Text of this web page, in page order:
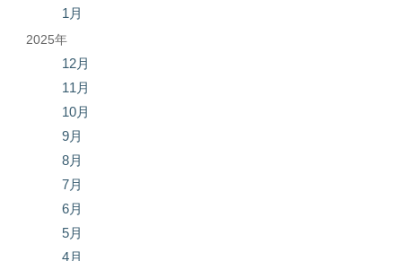
1月
2025年
12月
11月
10月
9月
8月
7月
6月
5月
4月